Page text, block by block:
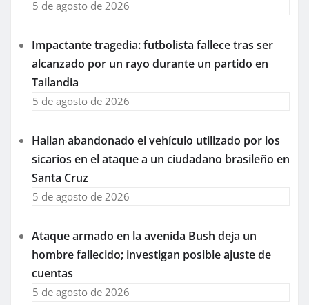
5 de agosto de 2026
Impactante tragedia: futbolista fallece tras ser
alcanzado por un rayo durante un partido en
Tailandia
5 de agosto de 2026
Hallan abandonado el vehículo utilizado por los
sicarios en el ataque a un ciudadano brasileño en
Santa Cruz
5 de agosto de 2026
Ataque armado en la avenida Bush deja un
hombre fallecido; investigan posible ajuste de
cuentas
5 de agosto de 2026